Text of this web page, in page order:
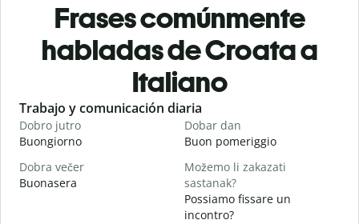
Frases comúnmente
habladas de Croata a
Italiano
Slide 1 of 6
Trabajo y comunicación diaria
Dobro jutro
Buongiorno
Dobar dan
Buon pomeriggio
Dobra večer
Buonasera
Možemo li zakazati
sastanak?
Possiamo fissare un
incontro?